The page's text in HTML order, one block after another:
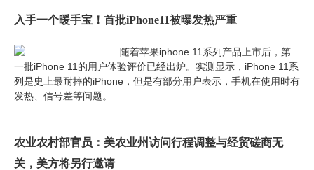
入手一个暖手宝！首批iPhone11被曝发热严重
随着苹果iphone 11系列产品上市后，第
一批iPhone 11的用户体验评价已经出炉。实测显示，iPhone 11系
列是史上最耐摔的iPhone，但是有部分用户表示，手机在使用时有
发热、信号差等问题。
农业农村部官员：美农业州访问行程调整与经贸磋商无
关，美方将另行邀请